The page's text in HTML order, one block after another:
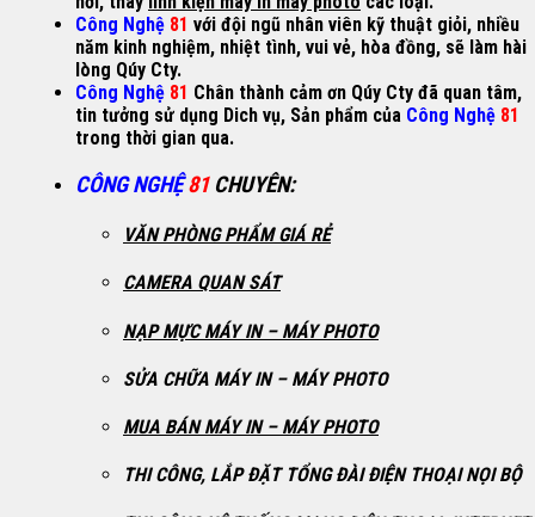
Công Nghệ 81 với đội ngũ nhân viên kỹ thuật giỏi, nhiều
năm kinh nghiệm, nhiệt tình, vui vẻ, hòa đồng, sẽ làm hài
lòng Qúy Cty.
Công Nghệ 81 Chân thành cảm ơn Qúy Cty đã quan tâm,
tin tưởng sử dụng Dich vụ, Sản phẩm của Công Nghệ 81
trong thời gian qua.
CÔNG NGHỆ81 CHUYÊN:
VĂN PHÒNG PHẨM GIÁ RẺ
CAMERA QUAN SÁT
NẠP MỰC MÁY IN – MÁY PHOTO
SỬA CHỮA MÁY IN – MÁY PHOTO
MUA BÁN MÁY IN – MÁY PHOTO
THI CÔNG, LẮP ĐẶT TỔNG ĐÀI ĐIỆN THOẠI NỌI BỘ